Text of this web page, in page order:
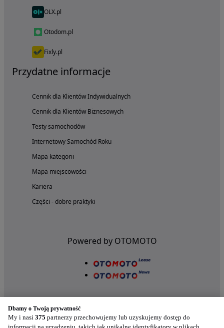
OLX.pl
Otodom.pl
Fixly.pl
Przydatne informacje
Cennik dla Klientów Indywidualnych
Cennik dla Klientów Biznesowych
Testy samochodów
Internetowy Samochód Roku
Mapa kategorii
Mapa miejscowości
Kariera
Części - dobre praktyki
Powered by OTOMOTO
Dbamy o Twoją prywatność
My i nasi 375 partnerzy przechowujemy lub uzyskujemy dostęp do